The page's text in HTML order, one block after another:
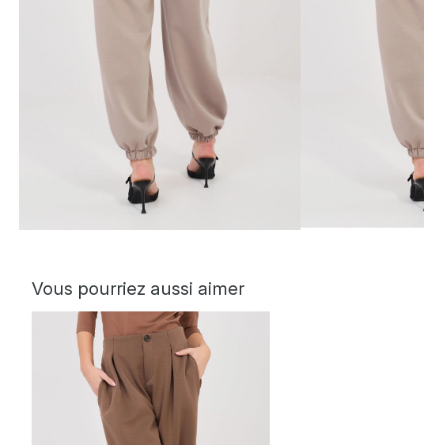
Vous pourriez aussi aimer